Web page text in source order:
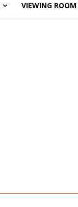
VIEWING ROOM